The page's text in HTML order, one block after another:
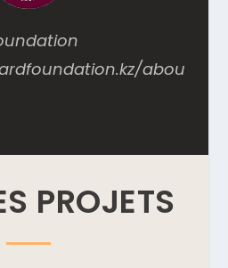
abou
PROJETS